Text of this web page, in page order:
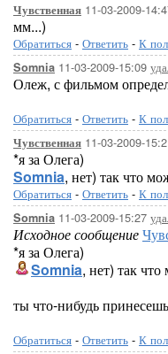
Чувственная 11-03-2009-
мм...)
Обратиться - Ответить - К
Somnia 11-03-2009-15:09
Олеж, с фильмом
Обратиться - Ответить - К
Чувственная 11-03-2009-
*я за Олега)
Somnia, нет) так что
Обратиться - Ответить - К
Somnia 11-03-2009-15:27
Исходное сообщение
*я за Олега)
Somnia, нет) так
ты что-нибудь
Обратиться - Ответить - К